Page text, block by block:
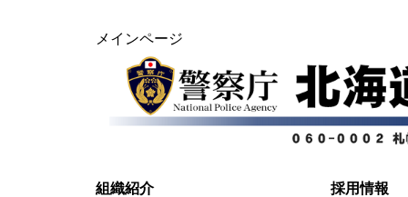
メインページ
組織紹介 採用情報